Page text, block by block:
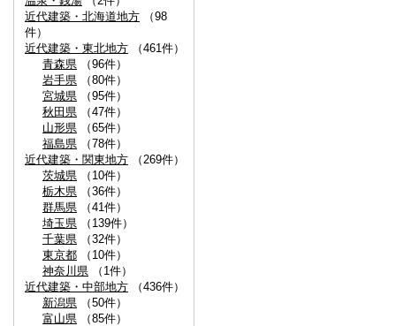
近代建築・北海道地方 （98
件）
近代建築・東北地方 （461件）
青森県 （96件）
岩手県 （80件）
宮城県 （95件）
秋田県 （47件）
山形県 （65件）
福島県 （78件）
近代建築・関東地方 （269件）
茨城県 （10件）
栃木県 （36件）
群馬県 （41件）
埼玉県 （139件）
千葉県 （32件）
東京都 （10件）
神奈川県 （1件）
近代建築・中部地方 （436件）
新潟県 （50件）
富山県 （85件）